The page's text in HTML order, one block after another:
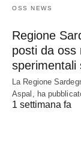
OSS NEWS
Regione
posti da oss
sperimentali
La Regione
Aspal, ha
1 settimana fa